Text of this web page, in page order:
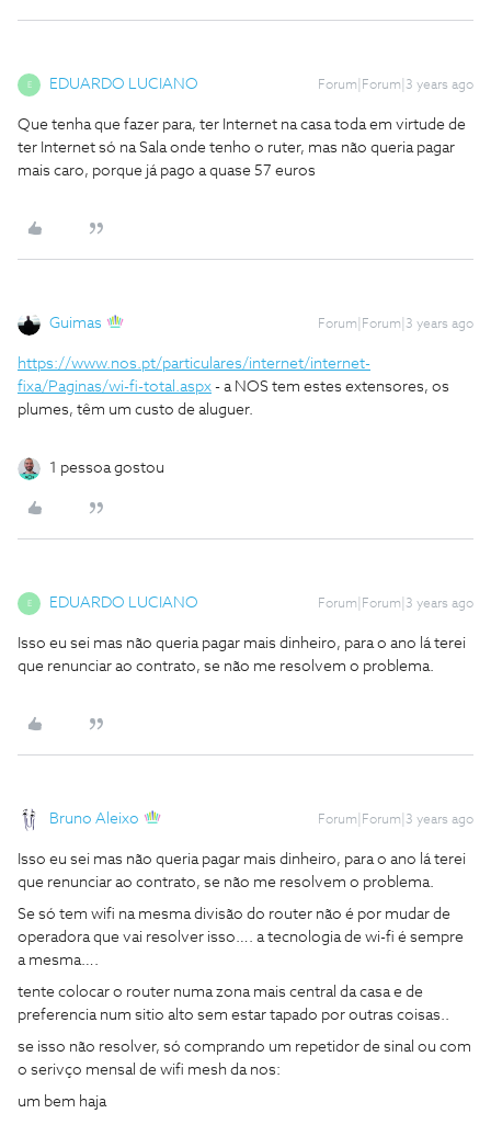
E EDUARDO LUCIANO Forum|Forum|3 years ago
Que tenha que fazer para, ter Internet na casa toda em virtude de
ter Internet só na Sala onde tenho o ruter, mas não queria pagar
mais caro, porque já pago a quase 57 euros
Guimas Forum|Forum|3 years ago
https://www.nos.pt/particulares/internet/internet-
fixa/Paginas/wi-fi-total.aspx - a NOS tem estes extensores, os
plumes, têm um custo de aluguer.
1 pessoa gostou
E EDUARDO LUCIANO Forum|Forum|3 years ago
Isso eu sei mas não queria pagar mais dinheiro, para o ano lá terei
que renunciar ao contrato, se não me resolvem o problema.
Bruno Aleixo Forum|Forum|3 years ago
Isso eu sei mas não queria pagar mais dinheiro, para o ano lá terei
que renunciar ao contrato, se não me resolvem o problema.
Se só tem wifi na mesma divisão do router não é por mudar de
operadora que vai resolver isso…. a tecnologia de wi-fi é sempre
a mesma….
tente colocar o router numa zona mais central da casa e de
preferencia num sitio alto sem estar tapado por outras coisas..
se isso não resolver, só comprando um repetidor de sinal ou com
o serivço mensal de wifi mesh da nos:
um bem haja